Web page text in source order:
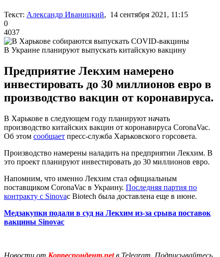
Текст: Александр Иваницкий, 14 сентября 2021, 11:15
0
4037
В Украине планируют выпускать китайскую вакцину
Предприятие Лекхим намерено
инвестировать до 30 миллионов евро в
производство вакцин от коронавируса.
В Харькове в следующем году планируют начать
производство китайских вакцин от коронавируса CoronaVac.
Об этом сообщает пресс-служба Харьковского горсовета.
Производство намерены наладить на предприятии Лекхим. В
это проект планируют инвестировать до 30 миллионов евро.
Напомним, что именно Лекхим стал официальным
поставщиком CoronaVac в Украину. Последняя партия по
контракту с Sinovac Biotech была доставлена еще в июне.
Медзакупки подали в суд на Лекхим из-за срыва поставок
вакцины Sinovac
Новости от Корреспондент.netв Telegram. Подписывайтесь